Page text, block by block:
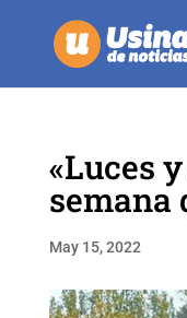
«Luces
semana
May 15, 2022